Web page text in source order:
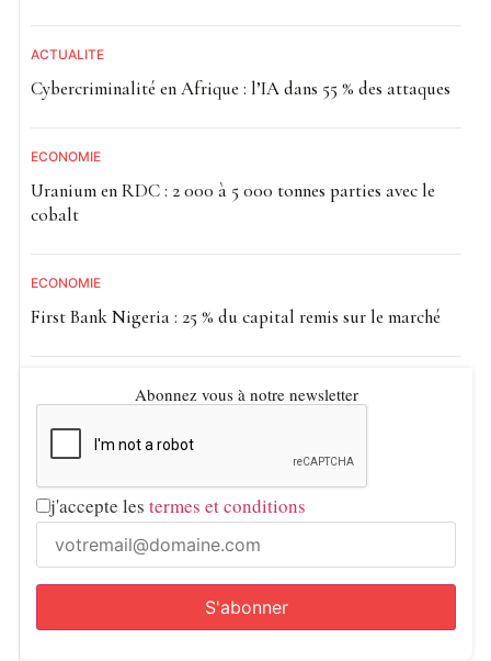
ACTUALITE
Cybercriminalité en Afrique : l’IA dans 55 % des attaques
ECONOMIE
Uranium en RDC : 2 000 à 5 000 tonnes parties avec le
cobalt
ECONOMIE
First Bank Nigeria : 25 % du capital remis sur le marché
Abonnez vous à notre newsletter
j'accepte les termes et conditions